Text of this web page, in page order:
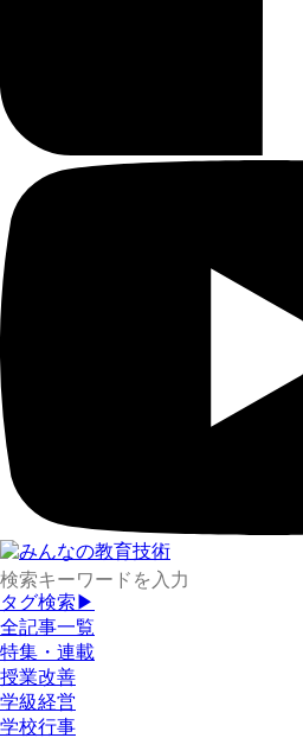
タグ検索▶
全記事一覧
特集・連載
授業改善
学級経営
学校行事